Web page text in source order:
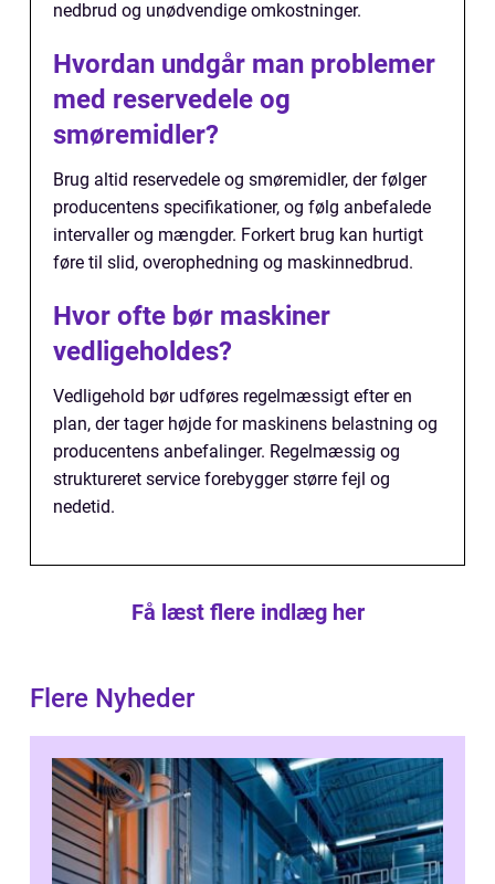
nedbrud og unødvendige omkostninger.
Hvordan undgår man problemer
med reservedele og
smøremidler?
Brug altid reservedele og smøremidler, der følger
producentens specifikationer, og følg anbefalede
intervaller og mængder. Forkert brug kan hurtigt
føre til slid, overophedning og maskinnedbrud.
Hvor ofte bør maskiner
vedligeholdes?
Vedligehold bør udføres regelmæssigt efter en
plan, der tager højde for maskinens belastning og
producentens anbefalinger. Regelmæssig og
struktureret service forebygger større fejl og
nedetid.
Få læst flere indlæg her
Flere Nyheder